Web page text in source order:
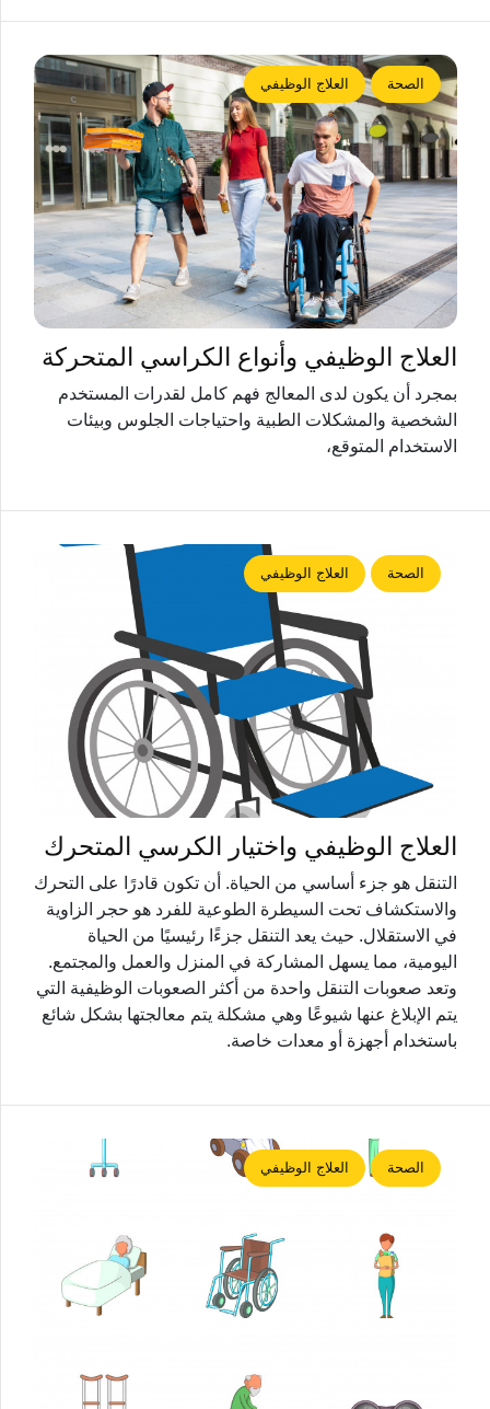
الصحة العلاج الوظيفي
العلاج الوظيفي وأنواع الكراسي المتحركة
بمجرد أن يكون لدى المعالج فهم كامل لقدرات المستخدم
الشخصية والمشكلات الطبية واحتياجات الجلوس وبيئات
الاستخدام المتوقع،
الصحة العلاج الوظيفي
العلاج الوظيفي واختيار الكرسي المتحرك
التنقل هو جزء أساسي من الحياة. أن تكون قادرًا على التحرك
والاستكشاف تحت السيطرة الطوعية للفرد هو حجر الزاوية
في الاستقلال. حيث يعد التنقل جزءًا رئيسيًا من الحياة
اليومية، مما يسهل المشاركة في المنزل والعمل والمجتمع.
وتعد صعوبات التنقل واحدة من أكثر الصعوبات الوظيفية التي
يتم الإبلاغ عنها شيوعًا وهي مشكلة يتم معالجتها بشكل شائع
باستخدام أجهزة أو معدات خاصة.
الصحة العلاج الوظيفي